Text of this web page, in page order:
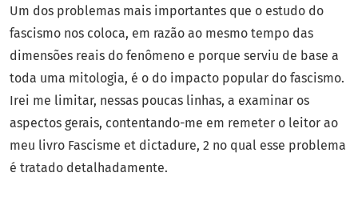
Um dos problemas mais importantes que o estudo do
fascismo nos coloca, em razão ao mesmo tempo das
dimensões reais do fenômeno e porque serviu de base a
toda uma mitologia, é o do impacto popular do fascismo.
Irei me limitar, nessas poucas linhas, a examinar os
aspectos gerais, contentando-me em remeter o leitor ao
meu livro Fascisme et dictadure, 2 no qual esse problema
é tratado detalhadamente.